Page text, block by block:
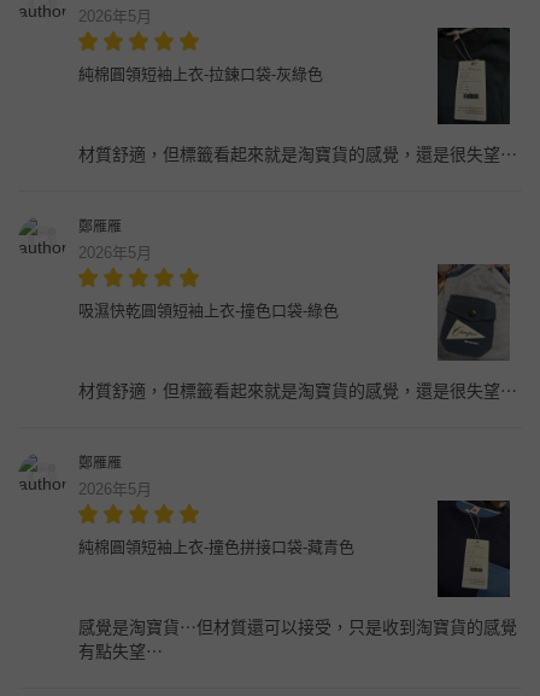
2026年5月
純棉圓領短袖上衣-拉鍊口袋-灰綠色
材質舒適，但標籤看起來就是淘寶貨的感覺，還是很失望⋯
鄭雁雁
2026年5月
吸濕快乾圓領短袖上衣-撞色口袋-綠色
材質舒適，但標籤看起來就是淘寶貨的感覺，還是很失望⋯
鄭雁雁
2026年5月
純棉圓領短袖上衣-撞色拼接口袋-藏青色
感覺是淘寶貨⋯但材質還可以接受，只是收到淘寶貨的感覺
有點失望⋯